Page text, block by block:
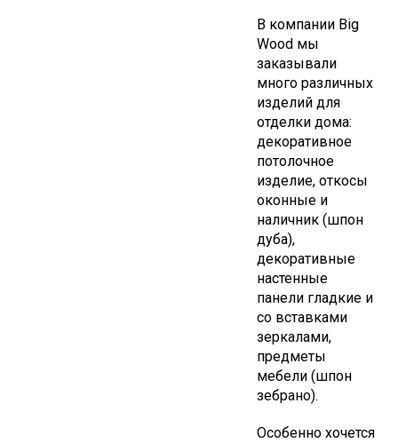
В компании Big
Wood мы
заказывали
много различных
изделий для
отделки дома:
декоративное
потолочное
изделие, откосы
оконные и
наличник (шпон
дуба),
декоративные
настенные
панели гладкие и
со вставками
зеркалами,
предметы
мебели (шпон
зебрано).
Особенно хочется